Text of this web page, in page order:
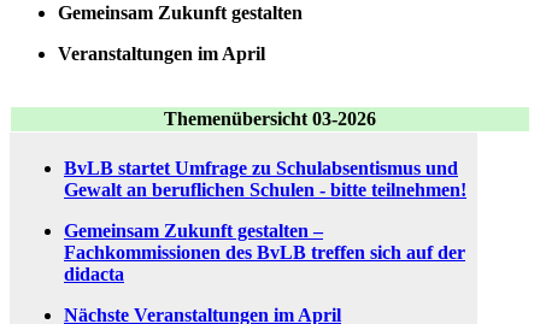
Gemeinsam Zukunft gestalten
Veranstaltungen im April
Themenübersicht 03-2026
BvLB startet Umfrage zu Schulabsentismus und
Gewalt an beruflichen Schulen - bitte teilnehmen!
Gemeinsam Zukunft gestalten –
Fachkommissionen des BvLB treffen sich auf der
didacta
Nächste Veranstaltungen im April